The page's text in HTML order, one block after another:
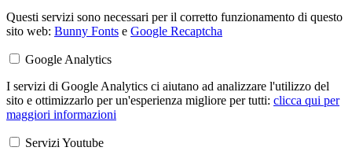
Questi servizi sono necessari per il corretto funzionamento di questo
sito web: Bunny Fonts e Google Recaptcha
Google Analytics
I servizi di Google Analytics ci aiutano ad analizzare l'utilizzo del
sito e ottimizzarlo per un'esperienza migliore per tutti: clicca qui per
maggiori informazioni
Servizi Youtube